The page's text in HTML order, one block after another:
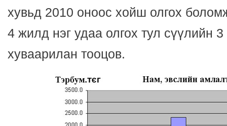
хувьд 2010 оноос хойш олгох
4 жилд нэг удаа олгох тул сүүлийн
хуваарилан тооцов.